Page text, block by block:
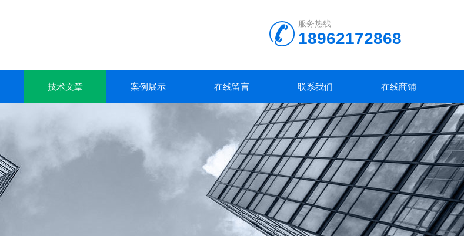
服务热线
18962172868
技术文章 案例展示 在线留言 联系我们 在线商铺